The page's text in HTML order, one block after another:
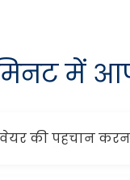
में
की पहचान